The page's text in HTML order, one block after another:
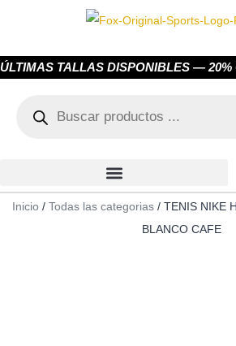
ÚLTIMAS TALLAS DISPONIBLES — 20%
Inicio / Todas las categorias / TENIS NIKE
BLANCO CAFE